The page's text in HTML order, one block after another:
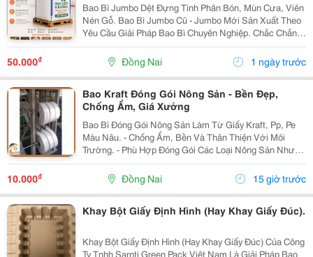
Bao Bì Jumbo Dệt Đựng Tinh Phân Bón, Mùn Cưa, Viên
Nén Gỗ. Bao Bì Jumbo Cũ - Jumbo Mới Sản Xuất Theo
Yêu Cầu Giải Pháp Bao Bì Chuyên Nghiệp. Chắc Chắn -
Bền Bỉ - An Toàn - Tiết Kiệm. Quý Anh Chị Có Nhu Cầu
Tư Vấn, Liên Hệ Em Qua Số Hotline/...
50.000₫ Đồng Nai 1 ngày trước
Bao Kraft Đóng Gói Nông Sản - Bền Đẹp,
Chống Ẩm, Giá Xưởng
Bao Bì Đóng Gói Nông Sản Làm Từ Giấy Kraft, Pp, Pe
Màu Nâu. - Chống Ẩm, Bền Và Thân Thiện Với Môi
Trường. - Phù Hợp Đóng Gói Các Loại Nông Sản Như
Lúa Gạo, Cà Phê, Hạt Điều, Đậu, Chè, Ngô. - Cấu Tạo
Chống Ẩm, Giữ Nông Sản Khô Ráo, Tránh Mốc...
10.000₫ Đồng Nai 15 giờ trước
Khay Bột Giấy Định Hình (Hay Khay Giấy Đúc).
Khay Bột Giấy Định Hình (Hay Khay Giấy Đúc) Của Công
Ty Tnhh Sarnti Green Pack Việt Nam Là Giải Pháp Bao